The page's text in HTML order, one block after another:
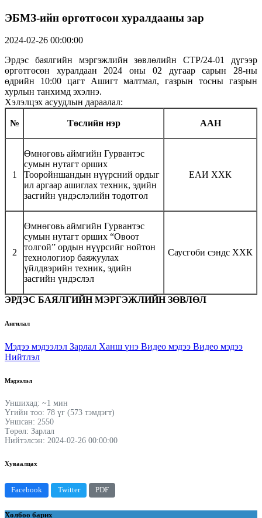
ЭБМЗ-ийн өргөтгөсөн хуралдааны зар
2024-02-26 00:00:00
Эрдэс баялгийн мэргэжлийн зөвлөлийн СТР/24-01 дүгээр
өргөтгөсөн хуралдаан 2024 оны 02 дугаар сарын 28-ны
өдрийн 10:00 цагт Ашигт малтмал, газрын тосны газрын
хурлын танхимд эхэлнэ.
Хэлэлцэх асуудлын дараалал:
№ Төслийн нэр ААН
1
Өмнөговь аймгийн Гурвантэс
сумын нутагт орших
Тооройншандын нүүрсний ордыг
ил аргаар ашиглах техник, эдийн
засгийн үндэслэлийн тодотгол
ЕАИ ХХК
2
Өмнөговь аймгийн Гурвантэс
сумын нутагт орших “Овоот
толгой” ордын нүүрсийг нойтон
технологиор баяжуулах
үйлдвэрийн техник, эдийн
засгийн үндэслэл
Саусгоби сэндс ХХК
ЭРДЭС БАЯЛГИЙН МЭРГЭЖЛИЙН ЗӨВЛӨЛ
Ангилал
Мэдээ мэдээлэл Зарлал Ханш үнэ Видео мэдээ Видео мэдээ
Нийтлэл
Мэдээлэл
Уншихад: ~1 мин
Үгийн тоо: 78 үг (573 тэмдэгт)
Уншсан: 2550
Төрөл: Зарлал
Нийтэлсэн: 2024-02-26 00:00:00
Хуваалцах
Facebook Twitter PDF
Холбоо барих